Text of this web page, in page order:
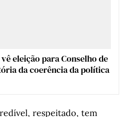
eleição para Conselho de
da coerência da política
respeitado, tem